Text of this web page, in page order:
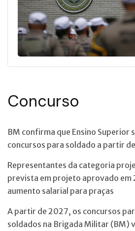
Concurso
BM confirma que Ensino Superior
concursos para soldado a partir
Representantes da categoria
prevista em projeto aprovado em
aumento salarial para praças
A partir de 2027, os concursos
soldados na Brigada Militar (BM)